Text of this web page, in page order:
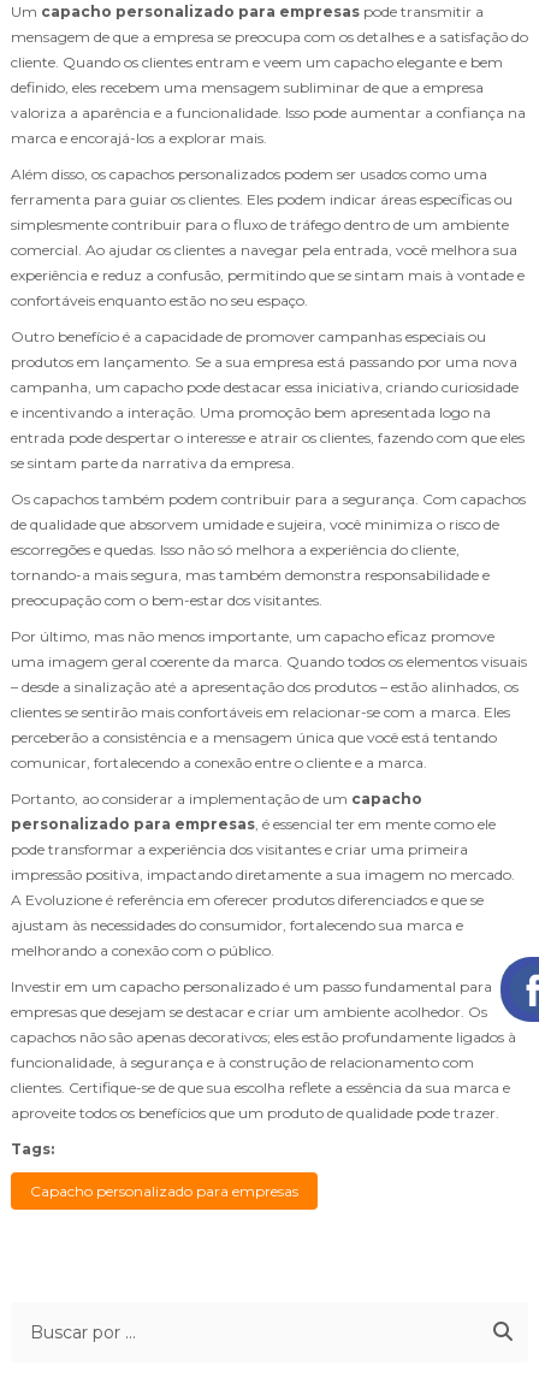
Um capacho personalizado para empresas pode transmitir a
mensagem de que a empresa se preocupa com os detalhes e a satisfação do
cliente. Quando os clientes entram e veem um capacho elegante e bem
definido, eles recebem uma mensagem subliminar de que a empresa
valoriza a aparência e a funcionalidade. Isso pode aumentar a confiança na
marca e encorajá-los a explorar mais.
Além disso, os capachos personalizados podem ser usados como uma
ferramenta para guiar os clientes. Eles podem indicar áreas específicas ou
simplesmente contribuir para o fluxo de tráfego dentro de um ambiente
comercial. Ao ajudar os clientes a navegar pela entrada, você melhora sua
experiência e reduz a confusão, permitindo que se sintam mais à vontade e
confortáveis enquanto estão no seu espaço.
Outro benefício é a capacidade de promover campanhas especiais ou
produtos em lançamento. Se a sua empresa está passando por uma nova
campanha, um capacho pode destacar essa iniciativa, criando curiosidade
e incentivando a interação. Uma promoção bem apresentada logo na
entrada pode despertar o interesse e atrair os clientes, fazendo com que eles
se sintam parte da narrativa da empresa.
Os capachos também podem contribuir para a segurança. Com capachos
de qualidade que absorvem umidade e sujeira, você minimiza o risco de
escorregões e quedas. Isso não só melhora a experiência do cliente,
tornando-a mais segura, mas também demonstra responsabilidade e
preocupação com o bem-estar dos visitantes.
Por último, mas não menos importante, um capacho eficaz promove
uma imagem geral coerente da marca. Quando todos os elementos visuais
– desde a sinalização até a apresentação dos produtos – estão alinhados, os
clientes se sentirão mais confortáveis em relacionar-se com a marca. Eles
perceberão a consistência e a mensagem única que você está tentando
comunicar, fortalecendo a conexão entre o cliente e a marca.
Portanto, ao considerar a implementação de um capacho
personalizado para empresas, é essencial ter em mente como ele
pode transformar a experiência dos visitantes e criar uma primeira
impressão positiva, impactando diretamente a sua imagem no mercado.
A Evoluzione é referência em oferecer produtos diferenciados e que se
ajustam às necessidades do consumidor, fortalecendo sua marca e
melhorando a conexão com o público.
Investir em um capacho personalizado é um passo fundamental para
empresas que desejam se destacar e criar um ambiente acolhedor. Os
capachos não são apenas decorativos; eles estão profundamente ligados à
funcionalidade, à segurança e à construção de relacionamento com
clientes. Certifique-se de que sua escolha reflete a essência da sua marca e
aproveite todos os benefícios que um produto de qualidade pode trazer.
Tags:
Capacho personalizado para empresas